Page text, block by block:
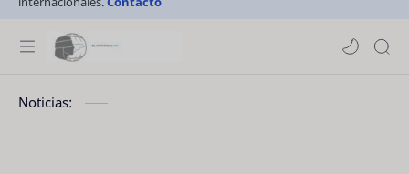
Noticias: